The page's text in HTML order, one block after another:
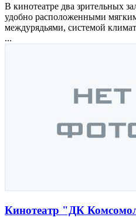
В кинотеатре два зрительных
удобно расположенными
междурядьями, системой
...
Кинотеатр "ДК